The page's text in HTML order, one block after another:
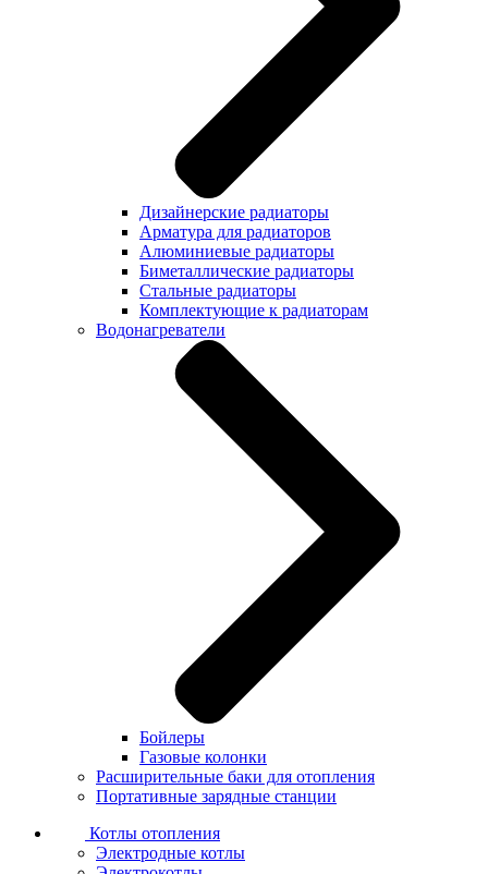
Дизайнерские радиаторы
Арматура для радиаторов
Алюминиевые радиаторы
Биметаллические радиаторы
Стальные радиаторы
Комплектующие к радиаторам
Водонагреватели
Бойлеры
Газовые колонки
Расширительные баки для отопления
Портативные зарядные станции
Котлы отопления
Электродные котлы